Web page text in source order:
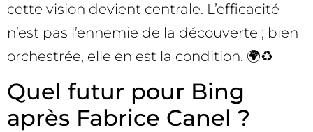
cette vision devient centrale. L’efficacité
n’est pas l’ennemie de la découverte ; bien
orchestrée, elle en est la condition. 🌍♻️
Quel futur pour Bing
après Fabrice Canel ?